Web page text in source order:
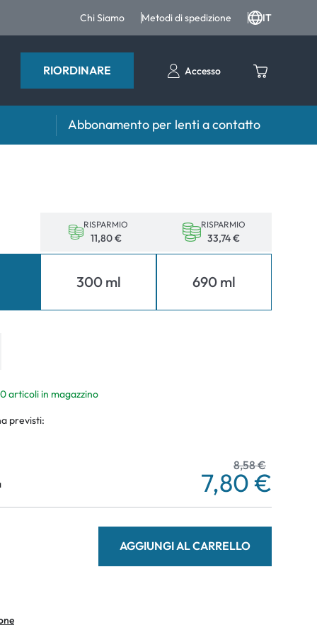
Chi Siamo Metodi di spedizione IT
RIORDINARE Accesso
Altri accessori
Abbonamento per lenti a contatto
RISPARMIO
11,80 €
300 ml
RISPARMIO
33,74 €
690 ml
articoli in magazzino
previsti:
8,58 €
7,80 €
AGGIUNGI AL CARRELLO